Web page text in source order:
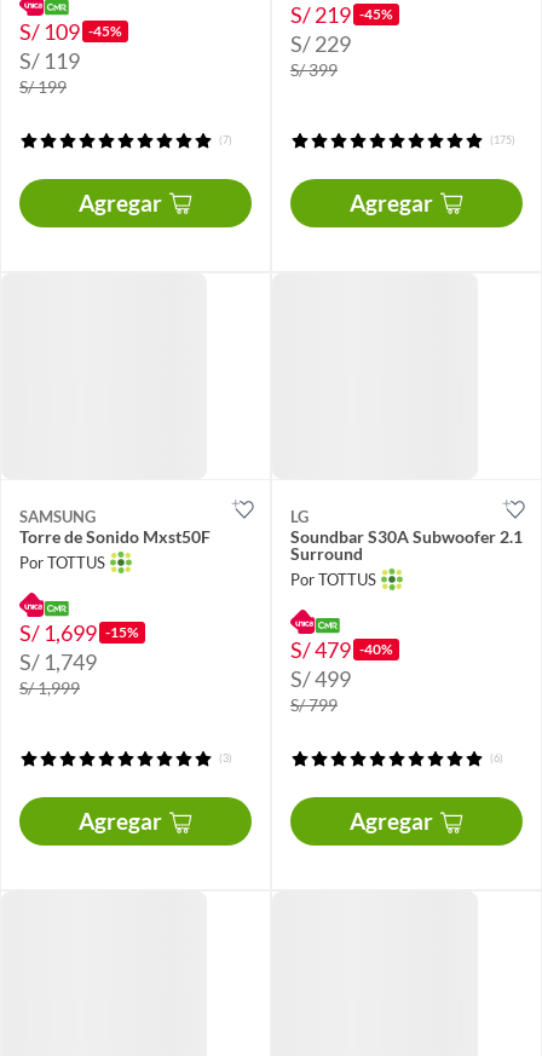
S/ 109 -45%
S/ 119
S/ 199
(7)
Agregar
S/ 219 -45%
S/ 229
S/ 399
(175)
Agregar
SAMSUNG
Torre de Sonido Mxst50F
Por TOTTUS
S/ 1,699 -15%
S/ 1,749
S/ 1,999
(3)
Agregar
LG
Soundbar S30A Subwoofer 2.1
Surround
Por TOTTUS
S/ 479 -40%
S/ 499
S/ 799
(6)
Agregar